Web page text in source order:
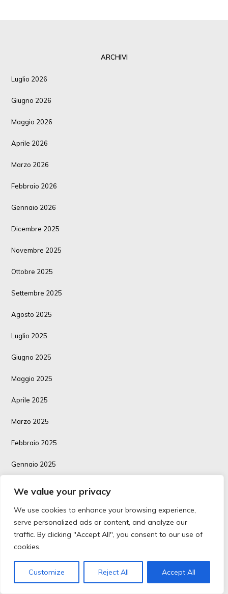
We value your privacy
We use cookies to enhance your browsing experience,
serve personalized ads or content, and analyze our
traffic. By clicking "Accept All", you consent to our use of
cookies.
Customize Reject All Accept All
ARCHIVI
Luglio 2026
Giugno 2026
Maggio 2026
Aprile 2026
Marzo 2026
Febbraio 2026
Gennaio 2026
Dicembre 2025
Novembre 2025
Ottobre 2025
Settembre 2025
Agosto 2025
Luglio 2025
Giugno 2025
Maggio 2025
Aprile 2025
Marzo 2025
Febbraio 2025
Gennaio 2025
Novembre 2024
Ottobre 2024
Settembre 2024
Luglio 2024